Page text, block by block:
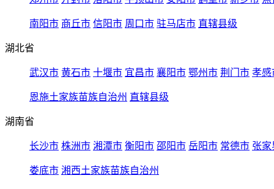
南阳市 商丘市 信阳市 周口市 驻马店市 直辖县级
湖北省
武汉市 黄石市 十堰市 宜昌市 襄阳市 鄂州市 荆门市 孝感
恩施土家族苗族自治州 直辖县级
湖南省
长沙市 株洲市 湘潭市 衡阳市 邵阳市 岳阳市 常德市 张家
娄底市 湘西土家族苗族自治州